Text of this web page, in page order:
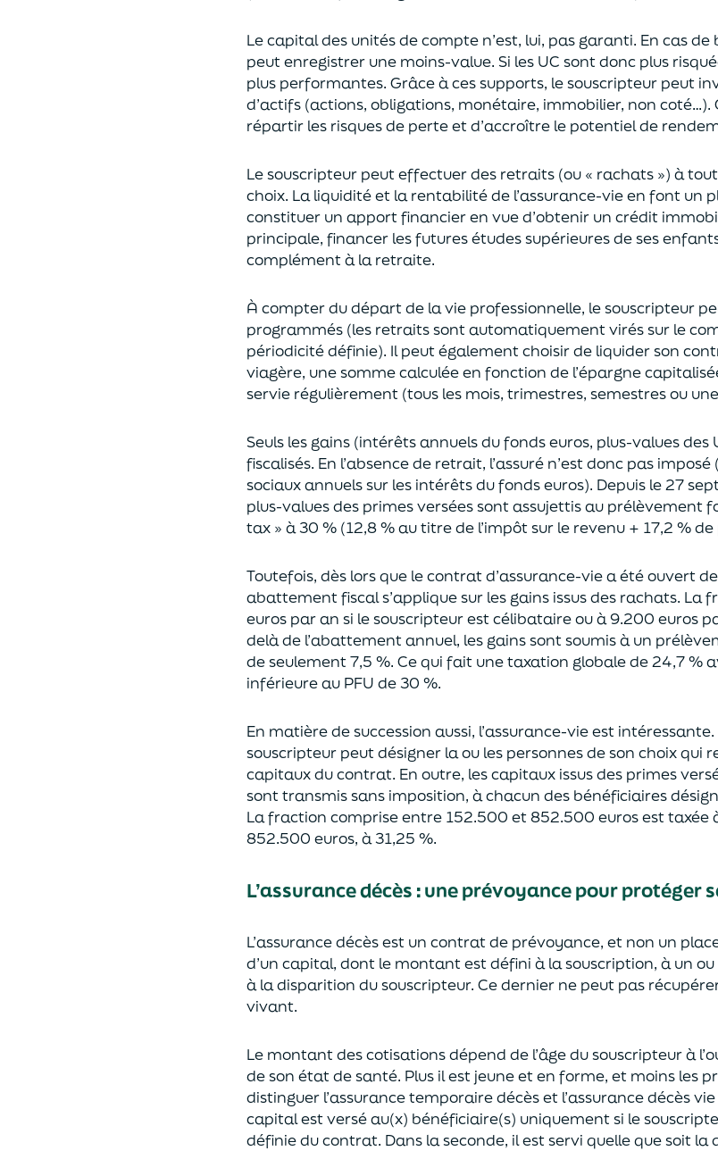
Le capital des unités de compte n’est, lui, pas garanti. En casde
peut enregistrer une moins-value. Si les UC sont donc plus
plus performantes. Grâce à ces supports, le souscripteur peut
d’actifs (actions, obligations, monétaire, immobilier, non coté…).
répartir les risques de perte et d’accroître le potentielde
Le souscripteur peut effectuer des retraits (ou « rachats ») à
choix. Laliquiditéet la rentabilité de l’assurance-vie en font un
constituer un apport financier en vued’obtenir un crédit
principale, financer les futures études supérieures de ses
complément à la retraite.
À compter du départ de la vie professionnelle, le souscripteur
programmés (les retraits sont automatiquement virés sur le
périodicité définie). Il peut également choisirde liquider son
viagère, une somme calculée en fonction de l’épargne
servie régulièrement (tous les mois, trimestres, semestres ou
Seuls les gains (intérêts annuels du fonds euros, plus-values des
fiscalisés. En l’absence de retrait, l’assuré n’est donc pas imposé (
sociaux annuels sur les intérêts du fonds euros). Depuis le 27
plus-values des primes verséessont assujettis au prélèvement
tax » à 30 % (12,8 % au titre de l’impôt sur le revenu + 17,2 %
Toutefois, dès lors que le contrat d’assurance-vie a été ouvert
abattement fiscal s’applique sur les gains issus des rachats. La
euros par an si le souscripteurest célibataire ou à 9.200 euros
delàde l’abattement annuel, les gains sont soumis à un
de seulement 7,5 %. Ce qui fait une taxation globale de24,7 %
inférieure au PFU de 30 %.
En matière de succession aussi, l’assurance-vie est
souscripteur peut désigner la ou les personnes de son choix qui
capitaux du contrat. En outre, les capitaux issus des primes
sont transmis sans imposition, à chacun des bénéficiaires
La fraction comprise entre 152.500 et 852.500 eurosest taxée
852.500 euros, à 31,25 %.
L’assurance décès :une prévoyancepour protéger
L’assurance décès est un contrat de prévoyance, et non un
d’un capital, dont le montant est défini à la souscription, à un
à la disparition du souscripteur. Ce dernier ne peut pas réc
vivant.
Le montant des cotisations dépend de l’âgedu souscripteur à
de son état de santé. Plus il est jeuneet en forme, et moins les
distinguer l’assurance temporaire décès et l’assurancedécès
capital estversé au(x) bénéficiaire(s) uniquementsi le
définie du contrat. Dans la seconde, il est servi quelle que soit la